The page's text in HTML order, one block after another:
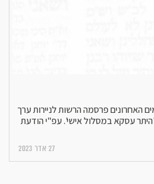
האחרונים פרסמה הרשות לניירות ערך
עסקא במסלול אישי'. עפ"י הודעת
27 אדר 2023